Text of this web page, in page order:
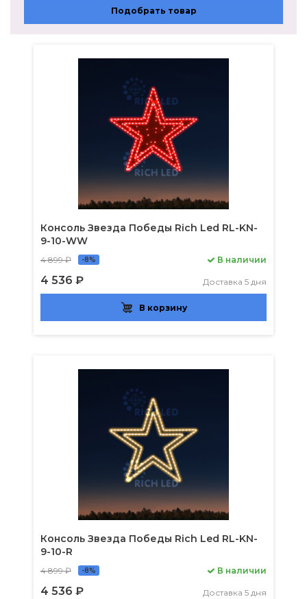
Подобрать товар
Консоль Звезда Победы Rich Led RL-KN-
9-10-WW
4 899 ₽ -8%
4 536 ₽
В наличии
Доставка 5 дня
В корзину
Консоль Звезда Победы Rich Led RL-KN-
9-10-R
4 899 ₽ -8%
4 536 ₽
В наличии
Доставка 5 дня